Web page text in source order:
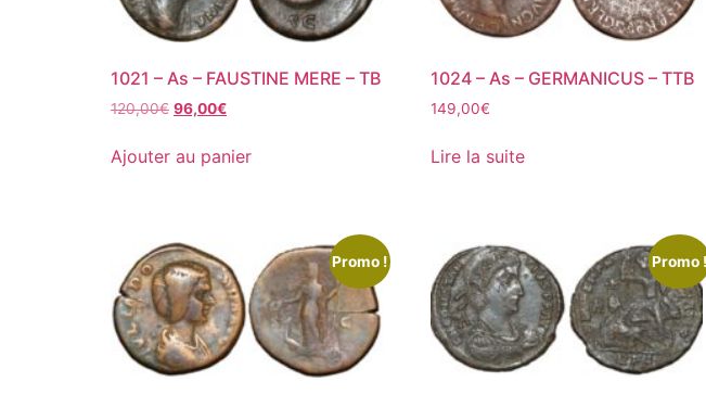
1021 – As – FAUSTINE MERE – TB
120,00€ 96,00€
Ajouter au panier
1024 – As – GERMANICUS – TTB
149,00€
Lire la suite
Promo ! Promo !